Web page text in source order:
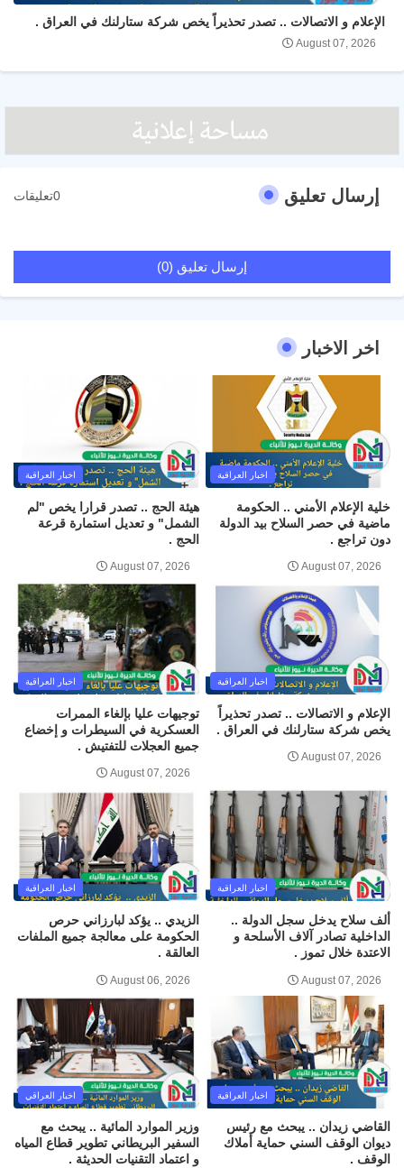
الإعلام و الاتصالات .. تصدر تحذيراً يخص شركة ستارلنك في العراق .
August 07, 2026
إرسال تعليق 0تعليقات
إرسال تعليق (0)
اخر الاخبار
اخبار العراقية
خلية الإعلام الأمني .. الحكومة
ماضية في حصر السلاح بيد الدولة
دون تراجع .
August 07, 2026
اخبار العراقية
هيئة الحج .. تصدر قرارا يخص "لم
الشمل" و تعديل استمارة قرعة
الحج .
August 07, 2026
اخبار العراقية
الإعلام و الاتصالات .. تصدر تحذيراً
يخص شركة ستارلنك في العراق .
August 07, 2026
اخبار العراقية
توجيهات عليا بإلغاء الممرات
العسكرية في السيطرات و إخضاع
جميع العجلات للتفتيش .
August 07, 2026
اخبار العراقية
ألف سلاح يدخل سجل الدولة ..
الداخلية تصادر آلاف الأسلحة و
الاعتدة خلال تموز .
August 07, 2026
اخبار العراقية
الزيدي .. يؤكد لبارزاني حرص
الحكومة على معالجة جميع الملفات
العالقة .
August 06, 2026
اخبار العراقية
القاضي زيدان .. يبحث مع رئيس
ديوان الوقف السني حماية أملاك
الوقف .
اخبار العراقي
وزير الموارد المائية .. يبحث مع
السفير البريطاني تطوير قطاع المياه
و اعتماد التقنيات الحديثة .